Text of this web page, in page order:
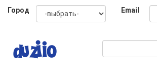
Город Email